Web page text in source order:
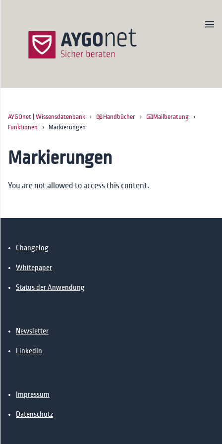
Produktseite
🔗Kontakt
AYGOnet | Wissensdatenbank › 📖Handbücher › 📧Mailberatung ›
Funktionen › Markierungen
Markierungen
You are not allowed to access this content.
Changelog
Whitepaper
Status der Anwendung
Newsletter
LinkedIn
Impressum
Datenschutz